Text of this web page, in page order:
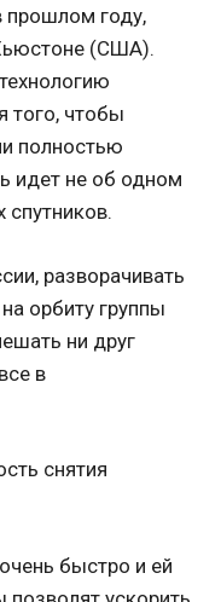
прошлом году,
(США).
того, чтобы
полностью
идет не об одном
спутников.
разворачивать
орбиту группы
ни друг
в
снятия
быстро и ей